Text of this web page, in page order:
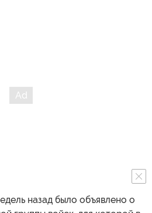
назад было объявлено о